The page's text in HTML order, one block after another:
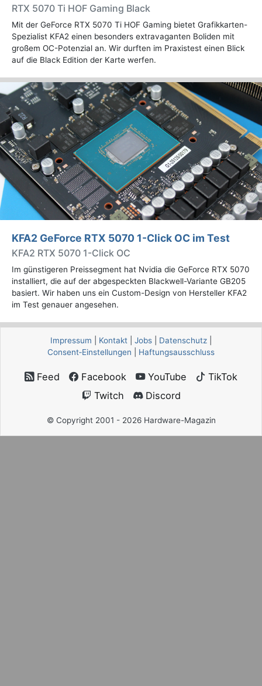
RTX 5070 Ti HOF Gaming Black
Mit der GeForce RTX 5070 Ti HOF Gaming bietet Grafikkarten-
Spezialist KFA2 einen besonders extravaganten Boliden mit
großem OC-Potenzial an. Wir durften im Praxistest einen Blick
auf die Black Edition der Karte werfen.
KFA2 GeForce RTX 5070 1-Click OC im Test
KFA2 RTX 5070 1-Click OC
Im günstigeren Preissegment hat Nvidia die GeForce RTX 5070
installiert, die auf der abgespeckten Blackwell-Variante GB205
basiert. Wir haben uns ein Custom-Design von Hersteller KFA2
im Test genauer angesehen.
Impressum Kontakt Jobs Datenschutz
Consent‑Einstellungen
Haftungsausschluss
Feed Facebook YouTube
TikTok
Twitch
Discord
© Copyright 2001 - 2026 Hardware-Magazin